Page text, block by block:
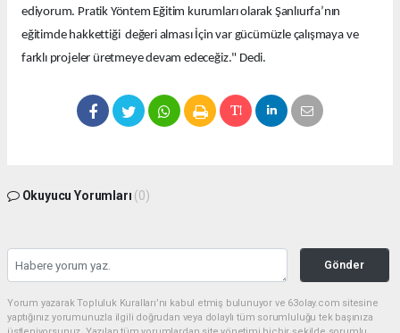
ediyorum. Pratik Yöntem Eğitim kurumları olarak Şanlıurfa’nın
eğitimde hakkettiği değeri alması İçin var gücümüzle çalışmaya ve
farklı projeler üretmeye devam edeceğiz." Dedi.
Okuyucu Yorumları (0)
Gönder
Yorum yazarak Topluluk Kuralları’nı kabul etmiş bulunuyor ve 63olay.com sitesine
yaptığınız yorumunuzla ilgili doğrudan veya dolaylı tüm sorumluluğu tek başınıza